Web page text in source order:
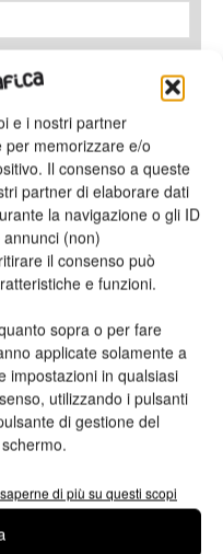
e i nostri partner
per memorizzare e/o
Il consenso a queste
partner di elaborare dati
la navigazione o gli ID
(non)
il consenso può
e funzioni.
sopra o per fare
applicate solamente a
impostazioni in qualsiasi
utilizzando i pulsanti
di gestione del
di più su questi scopi
sulla privacy*